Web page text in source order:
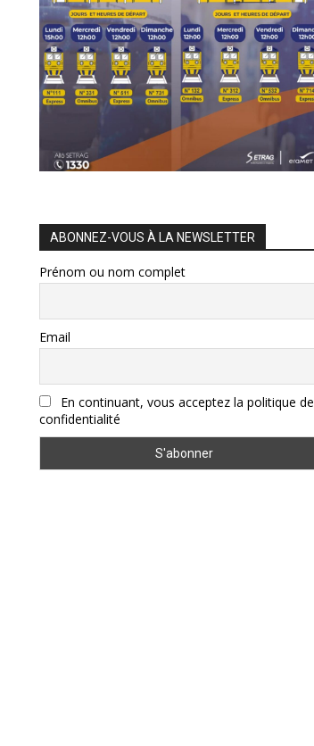
ABONNEZ-VOUS À LA NEWSLETTER
Prénom ou nom complet
Email
En continuant, vous acceptez la politique de
confidentialité